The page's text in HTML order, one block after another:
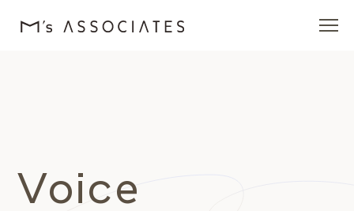
エムズを愛する人たち
Voice